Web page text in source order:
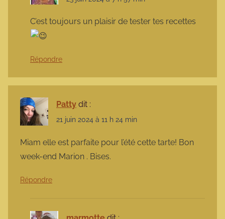
C’est toujours un plaisir de tester tes recettes
Répondre
Patty dit :
21 juin 2024 à 11 h 24 min
Miam elle est parfaite pour l’été cette tarte! Bon
week-end Marion . Bises.
Répondre